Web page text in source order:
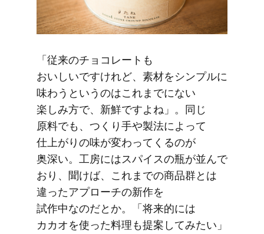
「従来の​チョコレートも​
おいしいですけれど、​素材を​シンプルに​
味わうと​いうのは​これまでに​ない​
楽しみ方で、​新鮮ですよね」。​同じ​
原料でも、​つくり手や​製法に​よって​
仕上がりの​味が​変わってくるのが​
奥深い。​工房には​スパイスの​瓶が​並んで​
おり、​聞けば、​これまでの​商品群とは​
違った​アプローチの​新作を​
試作中なのだとか。​「将来的には​
カカオを​使った​料理も​提案してみたい」